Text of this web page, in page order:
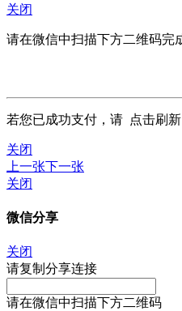
关闭
请在微信中扫描下方二维码完
若您已成功支付，请 点击刷新
关闭
上一张下一张
关闭
微信分享
关闭
请复制分享连接
请在微信中扫描下方二维码